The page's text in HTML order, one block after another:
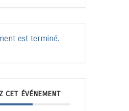
est terminé.
CET ÉVÉNEMENT